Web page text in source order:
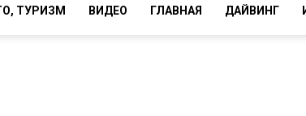
ТУРИЗМ ВИДЕО ГЛАВНАЯ ДАЙВИНГ